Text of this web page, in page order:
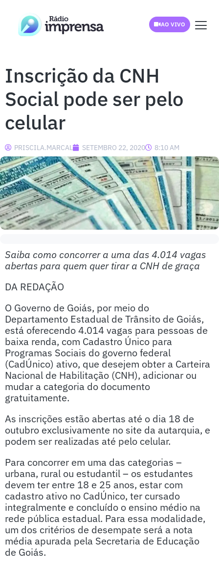
AO VIVO
Inscrição da CNH
Social pode ser pelo
celular
PRISCILA.MARCAL SETEMBRO 22, 2020 8:10 AM
Saiba como concorrer a uma das 4.014 vagas
abertas para quem quer tirar a CNH de graça
DA REDAÇÃO
O Governo de Goiás, por meio do
Departamento Estadual de Trânsito de Goiás,
está oferecendo 4.014 vagas para pessoas de
baixa renda, com Cadastro Único para
Programas Sociais do governo federal
(CadÚnico) ativo, que desejem obter a Carteira
Nacional de Habilitação (CNH), adicionar ou
mudar a categoria do documento
gratuitamente.
As inscrições estão abertas até o dia 18 de
outubro exclusivamente no site da autarquia, e
podem ser realizadas até pelo celular.
Para concorrer em uma das categorias –
urbana, rural ou estudantil – os estudantes
devem ter entre 18 e 25 anos, estar com
cadastro ativo no CadÚnico, ter cursado
integralmente e concluído o ensino médio na
rede pública estadual. Para essa modalidade,
um dos critérios de desempate será a nota
média apurada pela Secretaria de Educação
de Goiás.